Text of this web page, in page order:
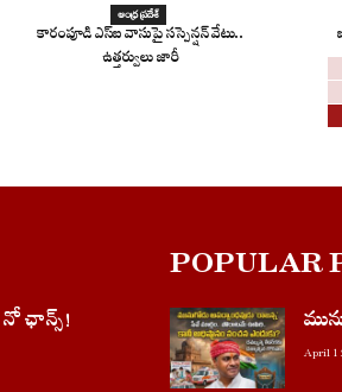
ఆంధ్ర ప్రదేశ్
కారంపూడి ఎస్ఐ వాసుపై సస్పెన్షన్ వేటు..
ఉత్తర్వులు జారీ
నో ఛాన్స్!
POPULAR
April